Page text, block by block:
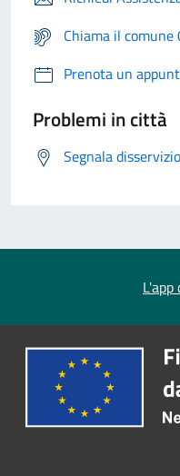
Chiama il
Prenota un
Problemi in città
Segnala disservizio